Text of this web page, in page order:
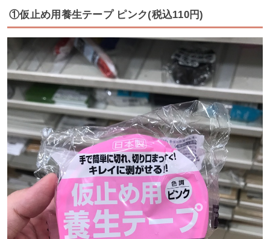
①仮止め用養生テープ ピンク(税込110円)